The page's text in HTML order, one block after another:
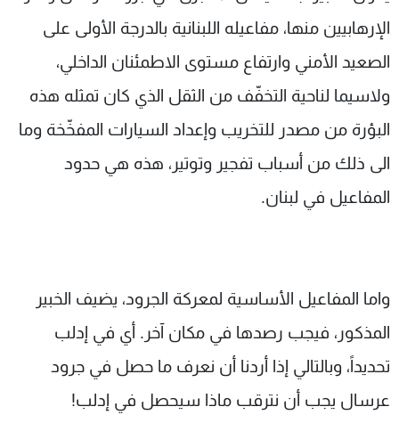
الإرهابيين منها، مفاعيله اللبنانية بالدرجة الأولى على
الصعيد الأمني وارتفاع مستوى الاطمئنان الداخلي،
ولاسيما لناحية التخفّف من الثقل الذي كان تمثله هذه
البؤرة من مصدر للتخريب وإعداد السيارات المفخّخة وما
الى ذلك من أسباب تفجير وتوتير، هذه هي حدود
المفاعيل في لبنان.
واما المفاعيل الأساسية لمعركة الجرود، يضيف الخبير
المذكور، فيجب رصدها في مكان آخر. أي في إدلب
تحديداً، وبالتالي إذا أردنا أن نعرف ما حصل في جرود
عرسال يجب أن نترقب ماذا سيحصل في إدلب!